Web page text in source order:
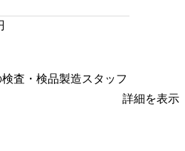
査・検品製造スタッフ
詳細を表示